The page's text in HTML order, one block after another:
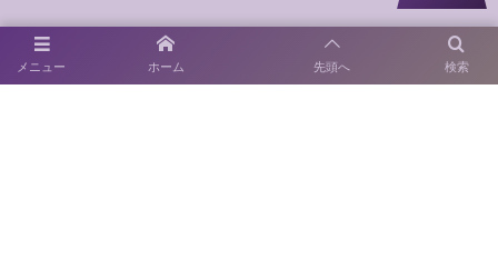
メニュー 検索
ホーム 先頭へ